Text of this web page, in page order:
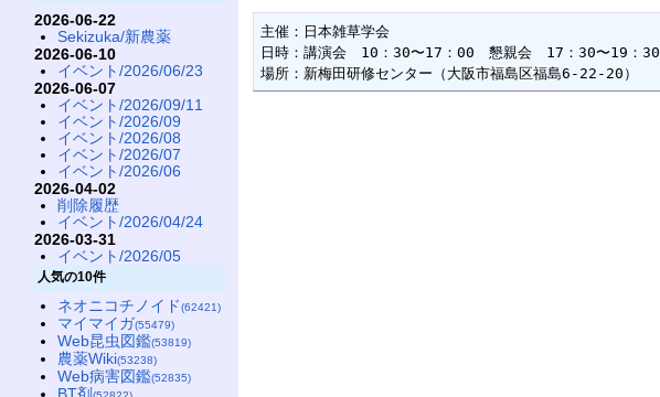
主催：日本雑草学会
日時：講演会　10：30〜17：00　懇親会　17：30〜19：30
場所：新梅田研修センター（大阪市福島区福島6-22-20）
2026-06-22
Sekizuka/新農薬
2026-06-10
イベント/2026/06/23
2026-06-07
イベント/2026/09/11
イベント/2026/09
イベント/2026/08
イベント/2026/07
イベント/2026/06
2026-04-02
削除履歴
イベント/2026/04/24
2026-03-31
イベント/2026/05
人気の10件
ネオニコチノイド(62421)
マイマイガ(55479)
Web昆虫図鑑(53819)
農薬Wiki(53238)
Web病害図鑑(52835)